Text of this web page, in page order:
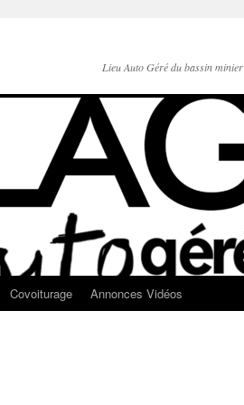
Lieu Auto Géré du bassin minier
Covoiturage Annonces Vidéos